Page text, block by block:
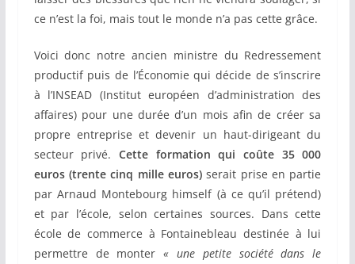
ce n’est la foi, mais tout le monde n’a pas cette grâce.
Voici donc notre ancien ministre du Redressement
productif puis de l’Économie qui décide de s’inscrire
à l’INSEAD (Institut européen d’administration des
affaires) pour une durée d’un mois afin de créer sa
propre entreprise et devenir un haut-dirigeant du
secteur privé.Cette formation qui coûte 35 000
euros (trente cinq mille euros) serait prise en partie
par Arnaud Montebourg himself (à ce qu’il prétend)
et par l’école, selon certaines sources. Dans cette
école de commerce à Fontainebleau destinée à lui
permettre de monter« une petite société dans le